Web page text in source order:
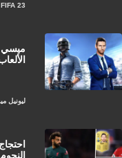
FIFA 23
ليونيل